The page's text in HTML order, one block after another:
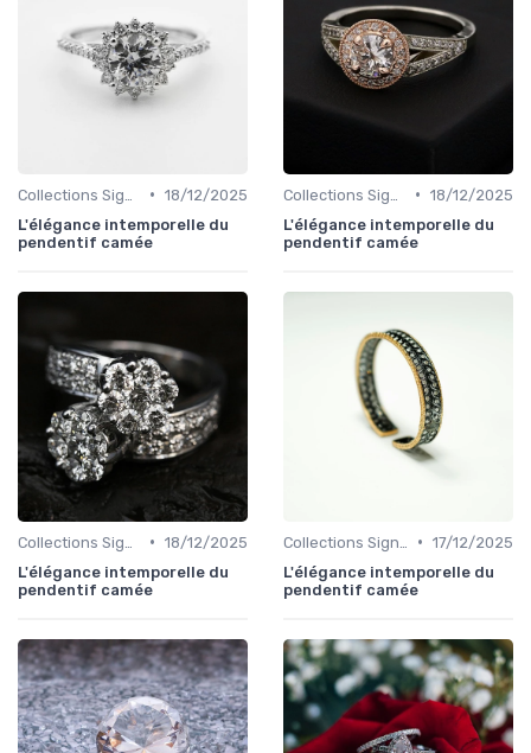
• 18/12/2025
L'élégance intemporelle du
pendentif camée
• 18/12/2025
L'élégance intemporelle du
pendentif camée
• 18/12/2025
L'élégance intemporelle du
pendentif camée
• 17/12/2025
L'élégance intemporelle du
pendentif camée